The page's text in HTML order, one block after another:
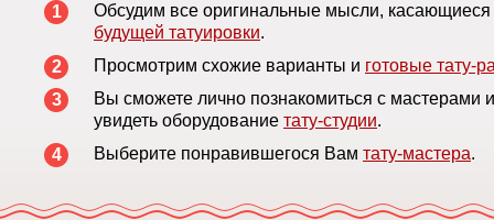
1
Обсудим все оригинальные мысли, касающиеся
будущей татуировки.
2
Просмотрим схожие варианты и готовые тату-
3
Вы сможете лично познакомиться с мастерами и
увидеть оборудование тату-студии.
4
Выберите понравившегося Вам тату-мастера.